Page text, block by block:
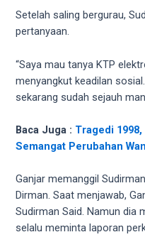
processed
Setelah saling bergurau,
pertanyaan.
“Saya mau tanya KTP
menyangkut keadilan
sekarang sudah sejauh
Baca Juga : Tragedi
Semangat Perubahan
Ganjar memanggil
Dirman. Saat menjawab,
Sudirman Said. Namun dia
selalu meminta laporan